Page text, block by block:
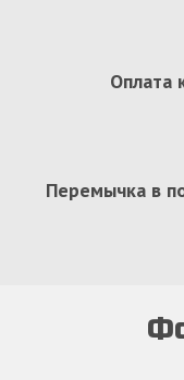
Оплата
Перемычка в